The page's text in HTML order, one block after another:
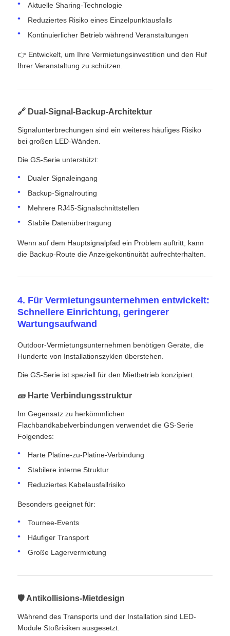
Aktuelle Sharing-Technologie
Reduziertes Risiko eines Einzelpunktausfalls
Kontinuierlicher Betrieb während Veranstaltungen
👉 Entwickelt, um Ihre Vermietungsinvestition und den Ruf
Ihrer Veranstaltung zu schützen.
🔗 Dual-Signal-Backup-Architektur
Signalunterbrechungen sind ein weiteres häufiges Risiko
bei großen LED-Wänden.
Die GS-Serie unterstützt:
Dualer Signaleingang
Backup-Signalrouting
Mehrere RJ45-Signalschnittstellen
Stabile Datenübertragung
Wenn auf dem Hauptsignalpfad ein Problem auftritt, kann
die Backup-Route die Anzeigekontinuität aufrechterhalten.
4. Für Vermietungsunternehmen entwickelt:
Schnellere Einrichtung, geringerer
Wartungsaufwand
Outdoor-Vermietungsunternehmen benötigen Geräte, die
Hunderte von Installationszyklen überstehen.
Die GS-Serie ist speziell für den Mietbetrieb konzipiert.
🧱 Harte Verbindungsstruktur
Im Gegensatz zu herkömmlichen
Flachbandkabelverbindungen verwendet die GS-Serie
Folgendes:
Harte Platine-zu-Platine-Verbindung
Stabilere interne Struktur
Reduziertes Kabelausfallrisiko
Besonders geeignet für:
Tournee-Events
Häufiger Transport
Große Lagervermietung
🛡 Antikollisions-Mietdesign
Während des Transports und der Installation sind LED-
Module Stoßrisiken ausgesetzt.